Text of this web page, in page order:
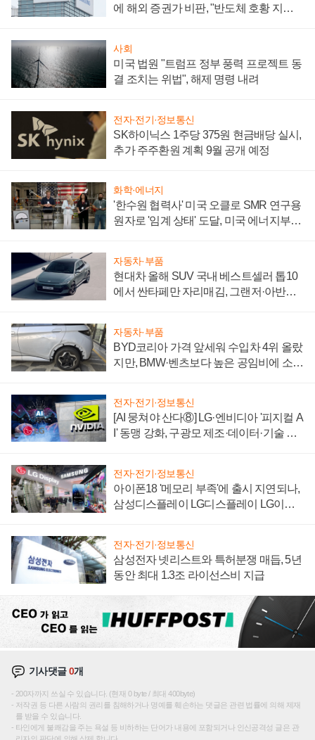
에 해외 증권가 비판, "반도체 호황 지속
사회
미국 법원 "트럼프 정부 풍력 프로젝트 동
결 조치는 위법", 해제 명령 내려
전자·전기·정보통신
SK하이닉스 1주당 375원 현금배당 실시,
추가 주주환원 계획 9월 공개 예정
화학·에너지
'한수원 협력사' 미국 오클로 SMR 연구용
원자로 '임계 상태' 도달, 미국 에너지부
자동차·부품
현대차 올해 SUV 국내 베스트셀러 톱10
에서 싼타페만 자리매김, 그랜저·아반떼
자동차·부품
BYD코리아 가격 앞세워 수입차 4위 올랐
지만, BMW·벤츠보다 높은 공임비에 소비
전자·전기·정보통신
[AI 뭉쳐야 산다⑧] LG·엔비디아 '피지컬 A
I' 동맹 강화, 구광모 제조·데이터·기술 결
전자·전기·정보통신
아이폰18 '메모리 부족'에 출시 지연되나,
삼성디스플레이 LG디스플레이 LG이노
전자·전기·정보통신
삼성전자 넷리스트와 특허분쟁 매듭, 5년
동안 최대 1.3조 라이선스비 지급
기사댓글0개
200자까지 쓰실 수 있습니다. (현재 0 byte / 최대 400byte)
저작권 등 다른 사람의 권리를 침해하거나 명예를 훼손하는 댓글은 관련 법률에 의해 제재
를 받을 수 있습니다.
타인에게 불쾌감을 주는 욕설 등 비하하는 단어가 내용에 포함되거나 인신공격성 글은 관